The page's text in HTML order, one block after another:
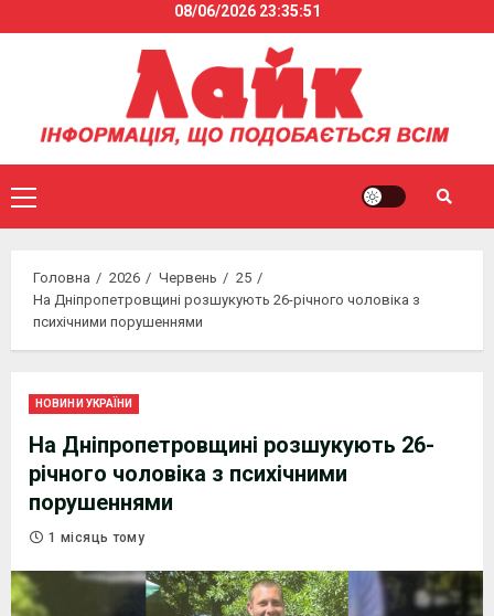
to
08/06/2026 23:35:51
Primary
Menu
Головна 2026 Червень
25
На Дніпропетровщині розшукують 26-річного чоловіка з
психічними порушеннями
НОВИНИ УКРАЇНИ
На Дніпропетровщині розшукують 26-
річного чоловіка з психічними
порушеннями
1 місяць тому